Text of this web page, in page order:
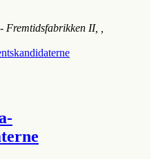
Fremtidsfabrikken II, ,